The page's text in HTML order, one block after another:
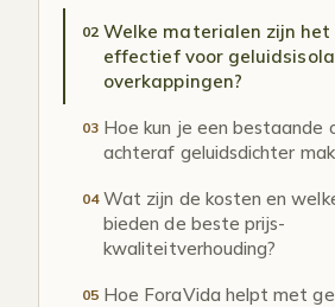
02 Welke materialen zijn het
effectief voor
overkappingen?
03 Hoe kun je een bestaande
achteraf geluidsdichter
04 Wat zijn de kosten en
bieden de beste prijs-
kwaliteitverhouding?
05 Hoe ForaVida helpt met